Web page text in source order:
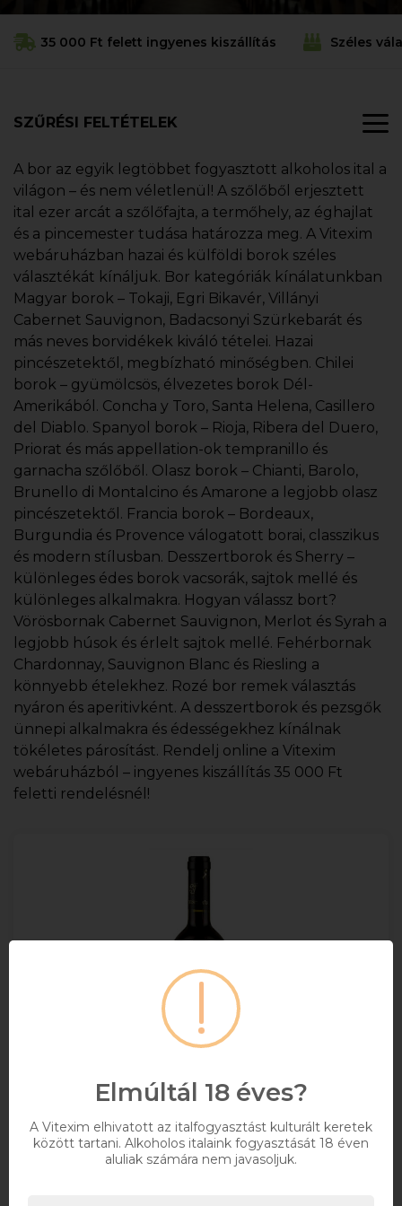
35 000 Ft felett ingyenes kiszállítás Széles
SZŰRÉSI FELTÉTELEK
A bor az egyik legtöbbet fogyasztott alkoholos ital a
világon – és nem véletlenül! A szőlőből erjesztett
ital ezer arcát a szőlőfajta, a termőhely, az éghajlat
és a pincemester tudása határozza meg. A Vitexim
webáruházban hazai és külföldi borok széles
választékát kínáljuk. Bor kategóriák kínálatunkban
Magyar borok – Tokaji, Egri Bikavér, Villányi
Cabernet Sauvignon, Badacsonyi Szürkebarát és
más neves borvidékek kiváló tételei. Hazai
pincészetektől, megbízható minőségben. Chilei
borok – gyümölcsös, élvezetes borok Dél-
Amerikából. Concha y Toro, Santa Helena, Casillero
del Diablo. Spanyol borok – Rioja, Ribera del Duero,
Priorat és más appellation-ok tempranillo és
garnacha szőlőből. Olasz borok – Chianti, Barolo,
Brunello di Montalcino és Amarone a legjobb olasz
pincészetektől. Francia borok – Bordeaux,
Burgundia és Provence válogatott borai, classzikus
és modern stílusban. Desszertborok és Sherry –
különleges édes borok vacsorák, sajtok mellé és
különleges alkalmakra. Hogyan válassz bort?
Vörösbornak Cabernet Sauvignon, Merlot és Syrah a
legjobb húsok és érlelt sajtok mellé. Fehérbornak
Chardonnay, Sauvignon Blanc és Riesling a
könnyebb ételekhez. Rozé bor remek választás
nyáron és aperitivként. A desszertborok és pezsgők
ünnepi alkalmakra és édességekhez kínálnak
tökéletes párosítást. Rendelj online a Vitexim
webáruházból – ingyenes kiszállítás 35 000 Ft
feletti rendelésnél!
Dúzsi Cabernet Sauvignon 0.75l DRS
Elmúltál 18 éves?
A Vitexim elhivatott az italfogyasztást kulturált keretek
között tartani. Alkoholos italaink fogyasztását 18 éven
aluliak számára nem javasoljuk.